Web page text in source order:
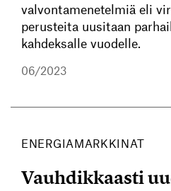
valvontamenetelmiä eli
perusteita uusitaan
kahdeksalle vuodelle.
06/2023
ENERGIAMARKKINAT
Vauhdikkaasti